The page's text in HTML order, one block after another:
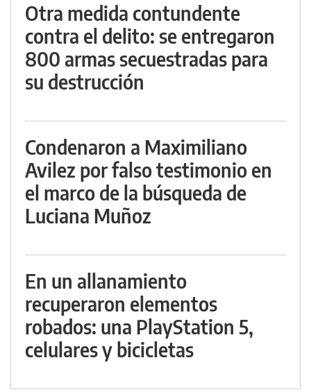
Otra medida contundente
contra el delito: se entregaron
800 armas secuestradas para
su destrucción
Condenaron a Maximiliano
Avilez por falso testimonio en
el marco de la búsqueda de
Luciana Muñoz
En un allanamiento
recuperaron elementos
robados: una PlayStation 5,
celulares y bicicletas